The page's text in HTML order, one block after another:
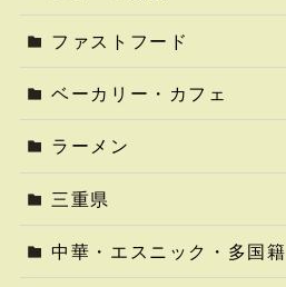
ファストフード
ベーカリー・カフェ
ラーメン
三重県
中華・エスニック・多国籍